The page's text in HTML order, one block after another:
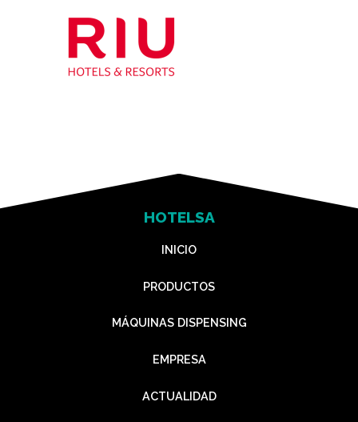
HOTELSA
INICIO
PRODUCTOS
MÁQUINAS DISPENSING
EMPRESA
ACTUALIDAD